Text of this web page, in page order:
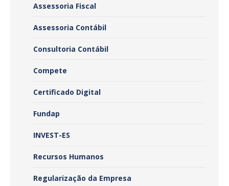
Assessoria Fiscal
Assessoria Contábil
Consultoria Contábil
Compete
Certificado Digital
Fundap
INVEST-ES
Recursos Humanos
Regularização da Empresa